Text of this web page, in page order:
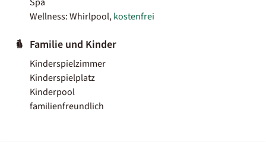
Wellness: Whirlpool,kostenfrei
Familie und Kinder
Kinderspielzimmer
Kinderspielplatz
Kinderpool
familienfreundlich